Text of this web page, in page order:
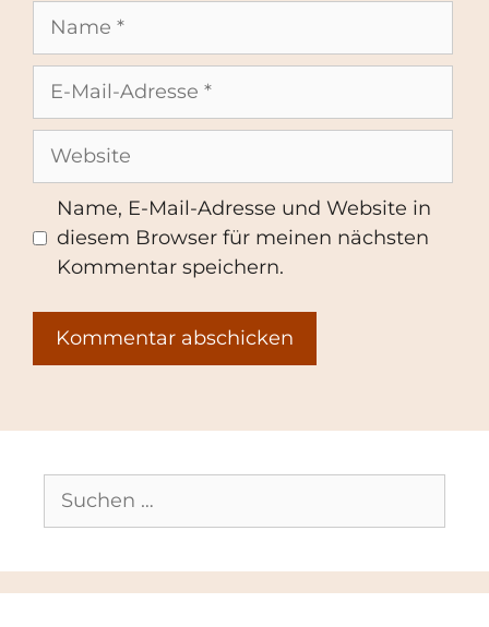
Name
Adresse
Website
Name, E-Mail-Adresse und Website in
diesem Browser für meinen nächsten
Kommentar speichern.
Suchen
nach: